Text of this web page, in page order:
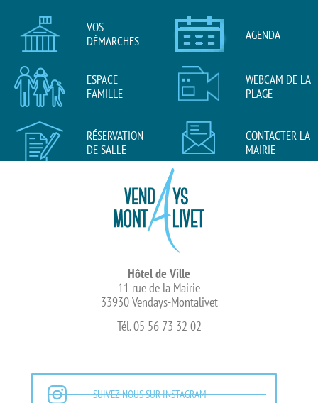
VOS
DÉMARCHES
AGENDA
ESPACE
FAMILLE
WEBCAM DE LA
PLAGE
RÉSERVATION
DE SALLE
CONTACTER LA
MAIRIE
Hôtel de Ville
11 rue de la Mairie
33930 Vendays-Montalivet
Tél. 05 56 73 32 02
SUIVEZ-NOUS SUR INSTAGRAM